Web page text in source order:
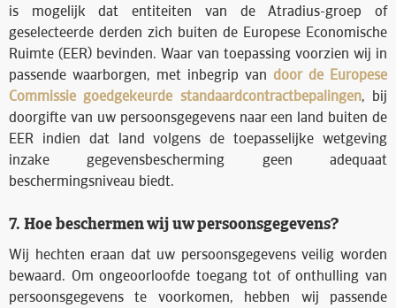
is mogelijk dat entiteiten van de Atradius-groep of
geselecteerde derden zich buiten de Europese Economische
Ruimte (EER) bevinden. Waar van toepassing voorzien wij in
passende waarborgen, met inbegrip van door de Europese
Commissie goedgekeurde standaardcontractbepalingen, bij
doorgifte van uw persoonsgegevens naar een land buiten de
EER indien dat land volgens de toepasselijke wetgeving
inzake gegevensbescherming geen adequaat
beschermingsniveau biedt.
7. Hoe beschermen wij uw persoonsgegevens?
Wij hechten eraan dat uw persoonsgegevens veilig worden
bewaard. Om ongeoorloofde toegang tot of onthulling van
persoonsgegevens te voorkomen, hebben wij passende